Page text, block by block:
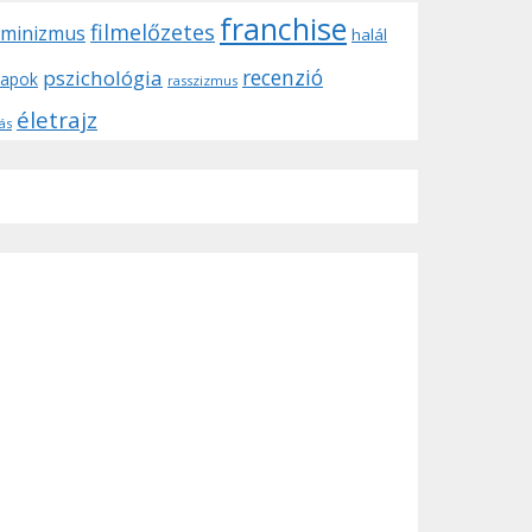
filmelőzetes franchise halál
pszichológia rasszizmus recenzió
életrajz